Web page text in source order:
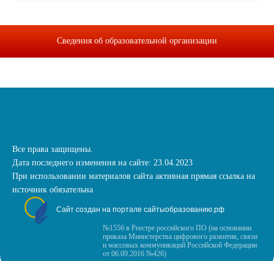
Сведения об образовательной организации
Все права защищены.
Дата последнего изменения на сайте: 23.04.2023
При использовании материалов сайта активная прямая ссылка на
источник обязательна
Сайт создан на портале сайтыобразованию.рф
№1556 в Реестре российского ПО (на основании
приказа Министерства цифрового развития, связи
и массовых коммуникаций Российской Федерации
от 06.09.2016 №426)